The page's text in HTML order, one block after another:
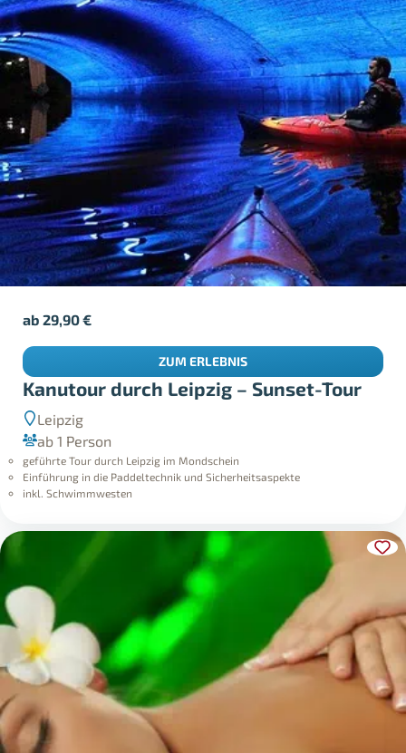
Kanutour durch Leipzig – Sunset-Tour
Leipzig
ab 1 Person
geführte Tour durch Leipzig im Mondschein
Einführung in die Paddeltechnik und Sicherheitsaspekte
inkl. Schwimmwesten
ab29,90€
ZUM ERLEBNIS